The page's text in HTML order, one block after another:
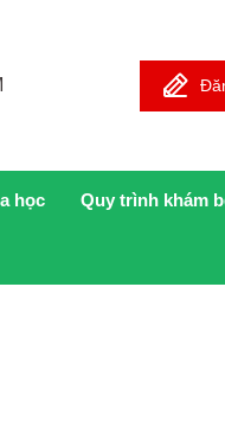
học Quy trình khám